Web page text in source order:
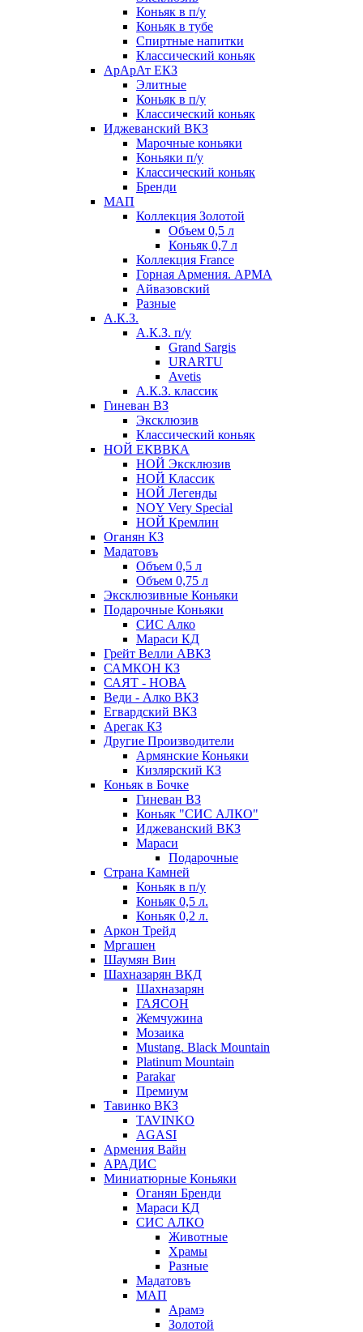
Коньяк в п/у
Коньяк в тубе
Спиртные напитки
Классический коньяк
АрАрАт ЕКЗ
Элитные
Коньяк в п/у
Классический коньяк
Иджеванский ВКЗ
Марочные коньяки
Коньяки п/у
Классический коньяк
Бренди
МАП
Коллекция Золотой
Объем 0,5 л
Коньяк 0,7 л
Коллекция France
Горная Армения. АРМА
Айвазовский
Разные
А.К.З.
А.К.З. п/у
Grand Sargis
URARTU
Avetis
А.К.З. классик
Гиневан ВЗ
Эксклюзив
Классический коньяк
НОЙ ЕКВВКА
НОЙ Эксклюзив
НОЙ Классик
НОЙ Легенды
NOY Very Speсial
НОЙ Кремлин
Оганян КЗ
Мадатовъ
Объем 0,5 л
Объем 0,75 л
Эксклюзивные Коньяки
Подарочные Коньяки
СИС Алко
Мараси КД
Грейт Велли АВКЗ
САМКОН КЗ
САЯТ - НОВА
Веди - Алко ВКЗ
Егвардский ВКЗ
Арегак КЗ
Другие Производители
Армянские Коньяки
Кизлярский КЗ
Коньяк в Бочке
Гиневан ВЗ
Коньяк "СИС АЛКО"
Иджеванский ВКЗ
Мараси
Подарочные
Страна Камней
Коньяк в п/у
Коньяк 0,5 л.
Коньяк 0,2 л.
Аркон Трейд
Мргашен
Шаумян Вин
Шахназарян ВКД
Шахназарян
ГАЯСОН
Жемчужина
Мозаика
Mustang. Black Mountain
Platinum Mountain
Parakar
Премиум
Тавинко ВКЗ
TAVINKO
AGASI
Армения Вайн
АРАДИС
Миниатюрные Коньяки
Оганян Бренди
Мараси КД
СИС АЛКО
Животные
Храмы
Разные
Мадатовъ
МАП
Арамэ
Золотой